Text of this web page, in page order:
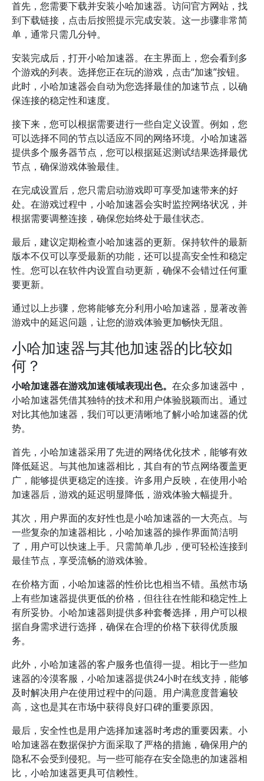
首先，您需要下载并安装小哈加速器。访问官方网站，找
到下载链接，点击后按照提示完成安装。这一步骤非常简
单，通常只需几分钟。
安装完成后，打开小哈加速器。在主界面上，您会看到多
个游戏的列表。选择您正在玩的游戏，点击“加速”按钮。
此时，小哈加速器会自动为您选择最佳的加速节点，以确
保连接的稳定性和速度。
接下来，您可以根据需要进行一些自定义设置。例如，您
可以选择不同的节点以适应不同的网络环境。小哈加速器
提供多个服务器节点，您可以根据延迟测试结果选择最优
节点，确保游戏体验最佳。
在完成设置后，您只需启动游戏即可享受加速带来的好
处。在游戏过程中，小哈加速器会实时监控网络状况，并
根据需要调整连接，确保您始终处于最佳状态。
最后，建议定期检查小哈加速器的更新。保持软件的最新
版本不仅可以享受最新的功能，还可以提高安全性和稳定
性。您可以在软件内设置自动更新，确保不会错过任何重
要更新。
通过以上步骤，您将能够充分利用小哈加速器，显著改善
游戏中的延迟问题，让您的游戏体验更加畅快无阻。
小哈加速器与其他加速器的比较如
何？
小哈加速器在游戏加速领域表现出色。 在众多加速器中，
小哈加速器凭借其独特的技术和用户体验脱颖而出。通过
对比其他加速器，我们可以更清晰地了解小哈加速器的优
势。
首先，小哈加速器采用了先进的网络优化技术，能够有效
降低延迟。与其他加速器相比，其自有的节点网络覆盖更
广，能够提供更稳定的连接。许多用户反映，在使用小哈
加速器后，游戏的延迟明显降低，游戏体验大幅提升。
其次，用户界面的友好性也是小哈加速器的一大亮点。与
一些复杂的加速器相比，小哈加速器的操作界面简洁明
了，用户可以快速上手。只需简单几步，便可轻松连接到
最佳节点，享受流畅的游戏体验。
在价格方面，小哈加速器的性价比也相当不错。虽然市场
上有些加速器提供更低的价格，但往往在性能和稳定性上
有所妥协。小哈加速器则提供多种套餐选择，用户可以根
据自身需求进行选择，确保在合理的价格下获得优质服
务。
此外，小哈加速器的客户服务也值得一提。相比于一些加
速器的冷漠客服，小哈加速器提供24小时在线支持，能够
及时解决用户在使用过程中的问题。用户满意度普遍较
高，这也是其在市场中获得良好口碑的重要原因。
最后，安全性也是用户选择加速器时考虑的重要因素。小
哈加速器在数据保护方面采取了严格的措施，确保用户的
隐私不会受到侵犯。与一些可能存在安全隐患的加速器相
比，小哈加速器更具可信赖性。